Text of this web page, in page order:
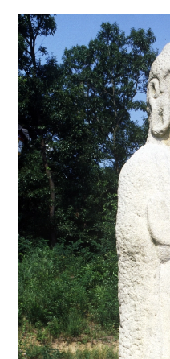
금성대군
9 기자지
10 김성일 종가 전적
1 가묘
2 농학
3
송도
4
황산벌전투
5
가야산 홍제암
6
계해반정가
7 곰배질노래
8 금성대군
9 기자지
10 김성일 종가 전적